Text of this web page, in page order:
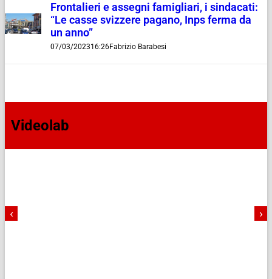
Frontalieri e assegni famigliari, i sindacati:
“Le casse svizzere pagano, Inps ferma da
un anno”
07/03/202316:26Fabrizio Barabesi
Videolab
‹ ›